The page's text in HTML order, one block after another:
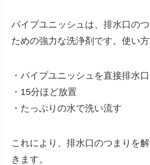
パイプユニッシュは、排水口の
ための強力な洗浄剤です。使い方
・パイプユニッシュを直接排水
・15分ほど放置
・たっぷりの水で洗い流す
これにより、排水口のつまりを
きます。